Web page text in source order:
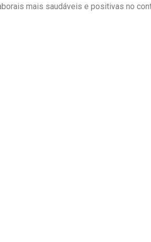
mais saudáveis e positivas no